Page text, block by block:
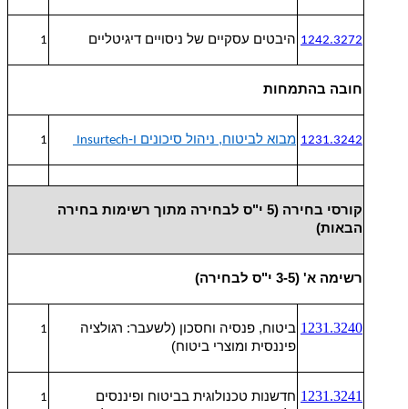
1242.3272 היבטים עסקיים של ניסויים דיגיטליים 1
חובה בהתמחות
1231.3242 מבוא לביטוח, ניהול סיכונים ו-Insurtech
1
קורסי בחירה (5 י"ס לבחירה מתוך רשימות בחירה
הבאות)
רשימה א' (3-5 י"ס לבחירה)
1231.3240 ביטוח, פנסיה וחסכון (לשעבר: רגולציה
פיננסית ומוצרי ביטוח)
1
1231.3241 חדשנות טכנולוגית בביטוח ופיננסים
1